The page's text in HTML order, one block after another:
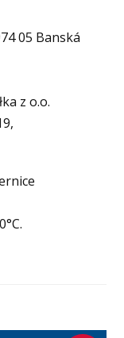
05 Banská
z o.o.